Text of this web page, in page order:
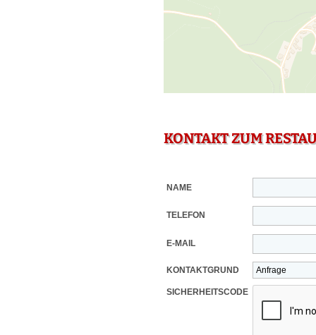
KONTAKT ZUM
NAME
TELEFON
E-MAIL
KONTAKTGRUND
SICHERHEITSCODE